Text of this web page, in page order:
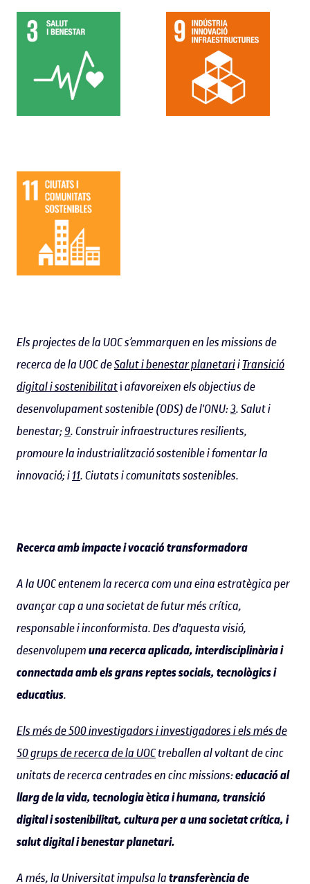
Els projectes de la UOC s’emmarquen en les missions de
recerca de la UOC deSalut i benestar planetariiTransició
digital i sostenibilitatiafavoreixen els objectius de
desenvolupament sostenible (ODS) de l'ONU:3. Salut i
benestar;9. Construir infraestructures resilients,
promoure la industrialització sostenible i fomentar la
innovació; i11. Ciutats i comunitats sostenibles.
Recerca amb impacte i vocació transformadora
A la UOC entenem la recerca com una eina estratègica per
avançar cap a una societat de futur més crítica,
responsable i inconformista. Des d'aquesta visió,
desenvolupemuna recerca aplicada, interdisciplinària i
connectada amb els grans reptes socials, tecnològics i
educatius.
Els més de 500 investigadors i investigadores i els més de
50 grups de recerca de la UOCtreballen al voltant de cinc
unitats de recerca centrades en cinc missions:educació al
llarg de la vida, tecnologia ètica i humana, transició
digital i sostenibilitat, cultura per a una societat crítica, i
salut digital i benestar planetari.
A més, la Universitat impulsa latransferència de